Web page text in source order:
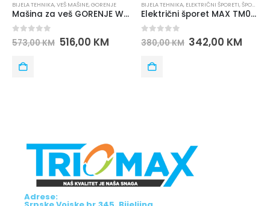
BIJELA TEHNIKA,VEŠ MAŠINE,GORENJE
Mašina za veš GORENJE WNGPI72SBS
0 out of 5
573,00KM 516,00 KM
BIJELA TEHNIKA, ELEKTRIČNI ŠPORETI,ŠPORETI
Električni šporet MAX TM008 C50WFE Bijeli
0 out of 5
380,00KM 342,00 KM
Adrese: